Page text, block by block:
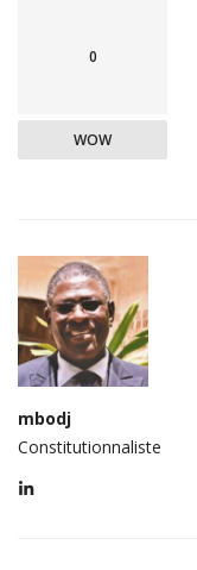
0
WOW
mbodj
Constitutionnaliste